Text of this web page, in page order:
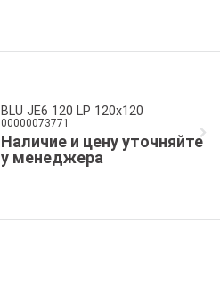
BLU JE6 120 LP 120x120
00000073771
Наличие и цену уточняйте
у менеджера